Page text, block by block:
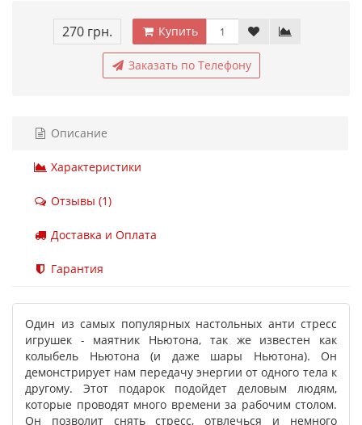
270 грн. Купить
Заказать по Телефону
Описание
Характеристики
Отзывы (1)
Доставка и Оплата
Гарантия
Один из самых популярных настольных анти стресс
игрушек - маятник Ньютона, так же известен как
колыбель Ньютона (и даже шары Ньютона). Он
демонстрирует нам передачу энергии от одного тела к
другому. Этот подарок подойдет деловым людям,
которые проводят много времени за рабочим столом.
Он позволит снять стресс, отвлечься и немного